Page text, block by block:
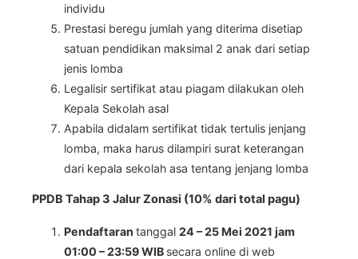
individu
Prestasi beregu jumlah yang diterima disetiap
satuan pendidikan maksimal 2 anak dari setiap
jenis lomba
Legalisir sertifikat atau piagam dilakukan oleh
Kepala Sekolah asal
Apabila didalam sertifikat tidak tertulis jenjang
lomba, maka harus dilampiri surat keterangan
dari kepala sekolah asa tentang jenjang lomba
PPDB Tahap 3 Jalur Zonasi (10% dari total pagu)
Pendaftaran tanggal 24 – 25 Mei 2021 jam
01:00 – 23:59 WIB secara online di web